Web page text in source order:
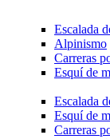
Escalada
Alpinismo
Carreras
Esquí de
Escalada
Esquí de
Carreras